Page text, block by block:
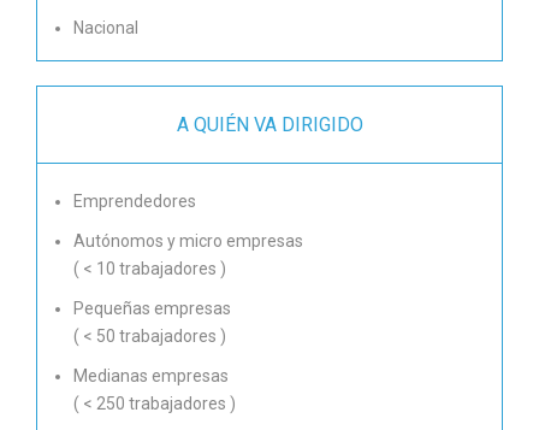
Nacional
A QUIÉN VA DIRIGIDO
Emprendedores
Autónomos y micro empresas
( < 10 trabajadores )
Pequeñas empresas
( < 50 trabajadores )
Medianas empresas
( < 250 trabajadores )